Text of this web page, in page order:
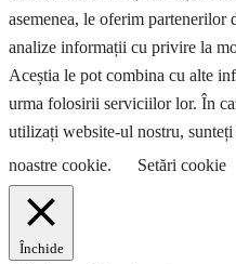
asemenea, le oferim partenerilor
analize informații cu privire la
Aceștia le pot combina cu alte
urma folosirii serviciilor lor. În
utilizați website-ul nostru,
noastre cookie.
Setări cookie
Închide